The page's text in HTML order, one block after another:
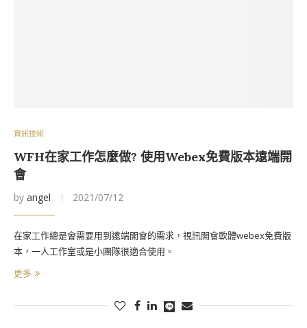
資訊技術
WFH在家工作怎麼做? 使用Webex免費版本遠端開
會
by angel 2021/07/12
在家工作總是會需要用到遠端開會的需求，視訊開會軟體webex免費版
本，一人工作室或是小團隊很適合使用。
更多